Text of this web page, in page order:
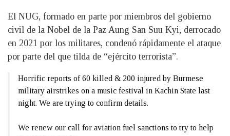
El NUG, formado en parte por miembros del gobierno
civil de la Nobel de la Paz Aung San Suu Kyi, derrocado
en 2021 por los militares, condenó rápidamente el ataque
por parte del que tilda de “ejército terrorista”.
Horrific reports of 60 killed & 200 injured by Burmese
military airstrikes on a music festival in Kachin State last
night. We are trying to confirm details.
We renew our call for aviation fuel sanctions to try to help